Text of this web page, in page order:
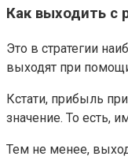
Как выходить с
Это в стратегии
выходят при
Кстати, прибыль
значение. То есть,
Тем не менее,